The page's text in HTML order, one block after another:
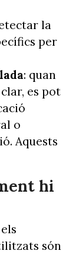
la
per
: quan
es pot
o
Aquests
hi
són